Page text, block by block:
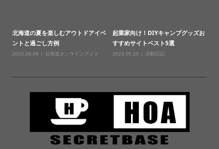
北海道の夏を楽しむアウトドアイベ
ントと過ごし方例
2023.08.08 北海道オンラインアジト
起業家向け！DIYキャンプグッズお
すすめサイトベスト5選
2023.05.25 活動日記